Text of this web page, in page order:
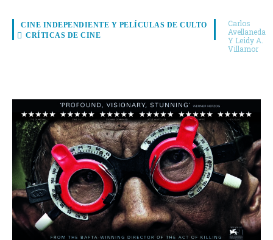
CINE INDEPENDIENTE Y PELÍCULAS DE CULTO
CRÍTICAS DE CINE
Carlos
Avellaneda
Y Leidy A.
Villamor